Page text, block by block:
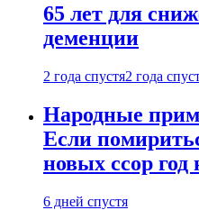
65 лет для
деменции
2 года спустя2 года
Народные
Если
новых ссор год
6 дней спустя